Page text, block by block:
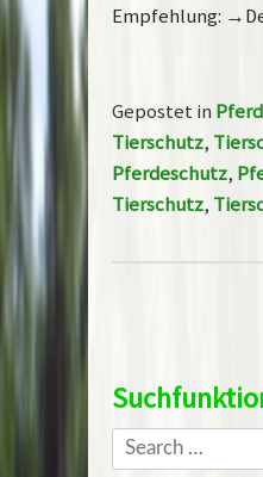
Empfehlung:
Gepostet in
Tierschutz,
Pferdeschutz,
Tierschutz,
Search